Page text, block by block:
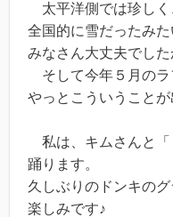
太平洋側では珍しく
全国的に雪だったみた
みなさん大丈夫でした
そして今年５月のラ
やっとこういうこと
私は、キムさんと「
踊ります。
久しぶりのドンキの
楽しみです♪